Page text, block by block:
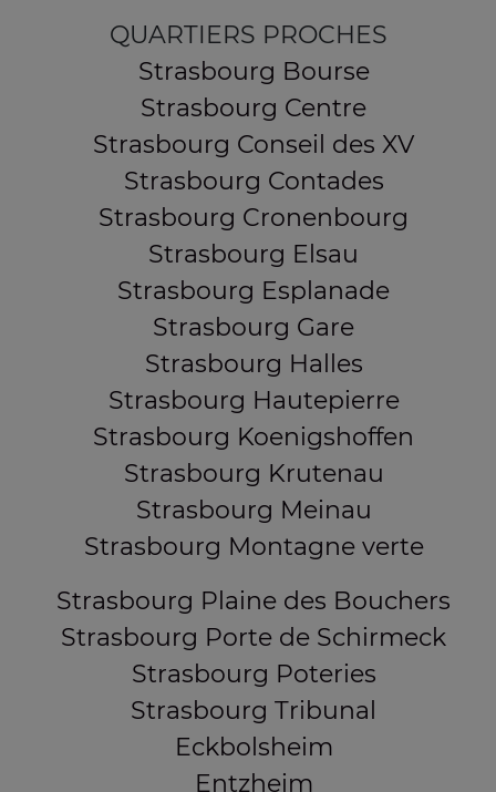
QUARTIERS PROCHES
Strasbourg Bourse
Strasbourg Centre
Strasbourg Conseil des XV
Strasbourg Contades
Strasbourg Cronenbourg
Strasbourg Elsau
Strasbourg Esplanade
Strasbourg Gare
Strasbourg Halles
Strasbourg Hautepierre
Strasbourg Koenigshoffen
Strasbourg Krutenau
Strasbourg Meinau
Strasbourg Montagne verte
Strasbourg Plaine des Bouchers
Strasbourg Porte de Schirmeck
Strasbourg Poteries
Strasbourg Tribunal
Eckbolsheim
Entzheim